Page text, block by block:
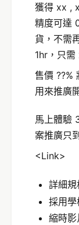
獲得 xx ,
精度可達
貨，不需
1hr，只
售價 ??%
用來推廣
馬上體驗
案推廣只
<Link>
詳細規
採用學
縮時影